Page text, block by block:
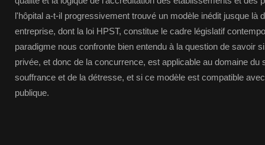
l'hôpital a-t-il progressivement trouvé un modèle inédit jusque là
entreprise, dont la loi HPST, constitue le cadre législatif
paradigme nous confronte bien entendu à la question de savoir
privée, et donc de la concurrence, est applicable au domaine du
souffrance et de la détresse, et si ce modèle est compatible
publique.